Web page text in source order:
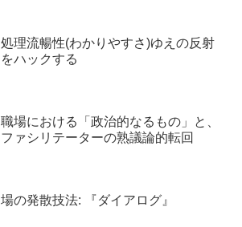
処理流暢性(わかりやすさ)ゆえの反射
をハックする
職場における「政治的なるもの」と、
ファシリテーターの熟議論的転回
場の発散技法: 『ダイアログ』